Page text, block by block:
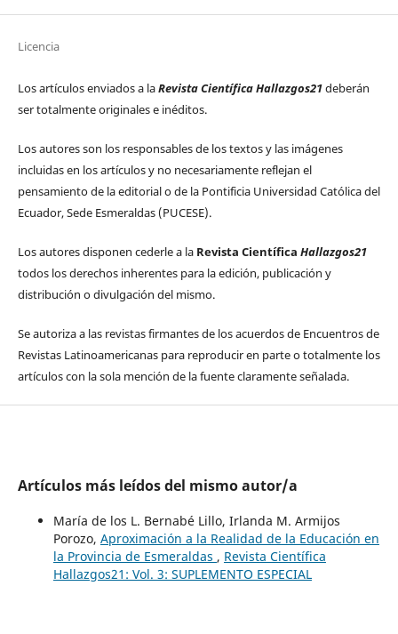
Licencia
Los artículos enviados a laRevista Científica Hallazgos21deberán
ser totalmente originales e inéditos.
Los autores son los responsables de los textos y las imágenes
incluidas en los artículos y no necesariamente reflejan el
pensamiento de la editorial o de la Pontificia Universidad Católica del
Ecuador, Sede Esmeraldas (PUCESE).
Los autores disponen cederle a la Revista Científica Hallazgos21
todos los derechos inherentes para la edición, publicación y
distribución o divulgación del mismo.
Se autoriza a las revistas firmantes de los acuerdos de Encuentros de
Revistas Latinoamericanas para reproducir en parte o totalmente los
artículos con la sola mención de la fuente claramente señalada.
Artículos más leídos del mismo autor/a
María de los L. Bernabé Lillo, Irlanda M. Armijos
Porozo, Aproximación a la Realidad de la Educación en
la Provincia de Esmeraldas , Revista Científica
Hallazgos21: Vol. 3: SUPLEMENTO ESPECIAL